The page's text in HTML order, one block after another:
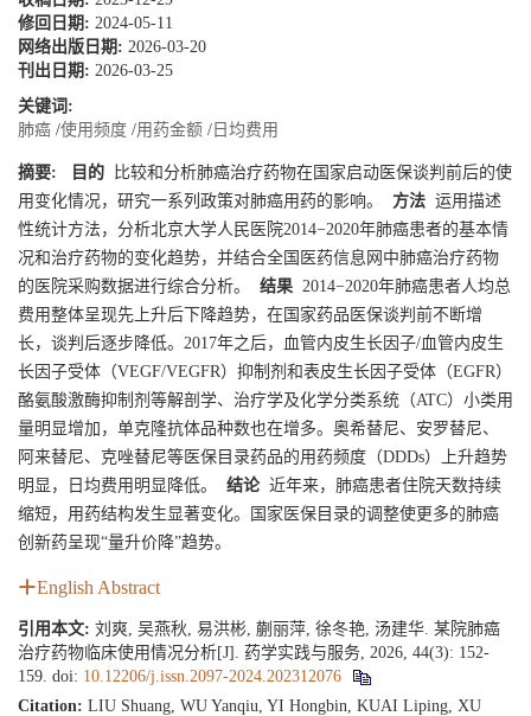
修回日期: 2024-05-11
网络出版日期: 2026-03-20
刊出日期: 2026-03-25
关键词:
肺癌 /使用频度 /用药金额 / 日均费用
摘要: 目的 比较和分析肺癌治疗药物在国家启动医保谈判前后的使
用变化情况，研究一系列政策对肺癌用药的影响。
方法 运用描述
性统计方法，分析北京大学人民医院2014−2020年肺癌患者的基本情
况和治疗药物的变化趋势，并结合全国医药信息网中肺癌治疗药物
的医院采购数据进行综合分析。
结果 2014−2020年肺癌患者人均总
费用整体呈现先上升后下降趋势，在国家药品医保谈判前不断增
长，谈判后逐步降低。2017年之后，血管内皮生长因子/血管内皮生
长因子受体（VEGF/VEGFR）抑制剂和表皮生长因子受体（EGFR）
酪氨酸激酶抑制剂等解剖学、治疗学及化学分类系统（ATC）小类用
量明显增加，单克隆抗体品种数也在增多。奥希替尼、安罗替尼、
阿来替尼、克唑替尼等医保目录药品的用药频度（DDDs）上升趋势
明显，日均费用明显降低。
结论近年来，肺癌患者住院天数持续
缩短，用药结构发生显著变化。国家医保目录的调整使更多的肺癌
创新药呈现“量升价降”趋势。
English Abstract
引用本文: 刘爽, 吴燕秋, 易洪彬, 蒯丽萍, 徐冬艳, 汤建华. 某院肺癌
治疗药物临床使用情况分析[J]. 药学实践与服务, 2026, 44(3): 152-
159. doi: 10.12206/j.issn.2097-2024.202312076
Citation: LIU Shuang, WU Yanqiu, YI Hongbin, KUAI Liping, XU